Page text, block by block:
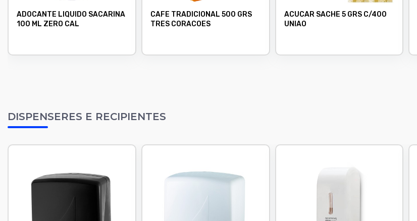
ADOCANTE LIQUIDO SACARINA
100 ML ZERO CAL
CAFE TRADICIONAL 500 GRS
TRES CORACOES
ACUCAR SACHE 5 GRS C/400
UNIAO
DISPENSERES E RECIPIENTES